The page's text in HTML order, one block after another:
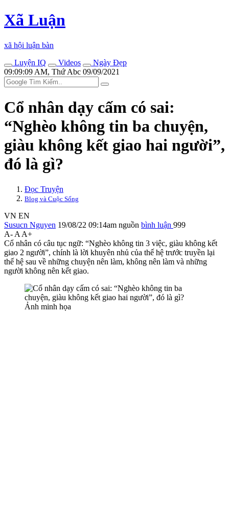
Xã Luận
xã hội luận bàn
Luyện IQ
Videos
Ngày Đẹp
09:09:09 AM, Thứ Abc 09/09/2021
Cổ nhân dạy cấm có sai:
“Nghèo không tin ba chuyện,
giàu không kết giao hai người”,
đó là gì?
Đọc Truyện
Blog và Cuộc Sống
VN EN
Susucn Nguyen 19/08/22 09:14am nguồn bình luận 999
A- A A+
Cổ nhân có câu tục ngữ: “Nghèo không tin 3 việc, giàu không kết
giao 2 người”, chính là lời khuyên nhủ của thế hệ trước truyền lại
thế hệ sau về những chuyện nên làm, không nên làm và những
người không nên kết giao.
Ảnh minh họa